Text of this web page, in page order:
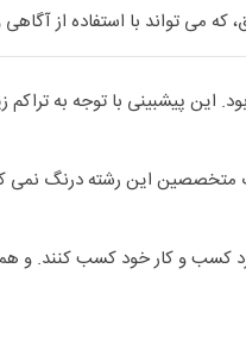
می تواند با استفاده از
این رشته خواهد بود. این
متخصصین این رشته درنگ نمی
کسب و کار خود کسب کنند. و